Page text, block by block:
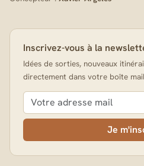
Inscrivez-vous à la
Idées de sorties, nouveaux
directement dans votre boîte
Je